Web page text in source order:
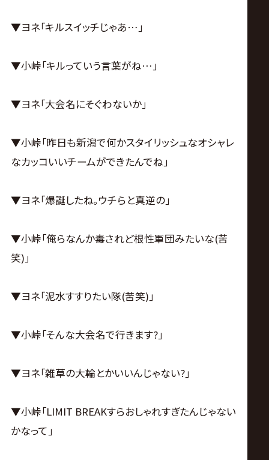
▼ヨネ｢キルスイッチじゃあ…｣
▼小峠｢キルっていう言葉がね…｣
▼ヨネ｢大会名にそぐわないか｣
▼小峠｢昨日も新潟で何かスタイリッシュなオシャレ
なカッコいいチームができたんでね｣
▼ヨネ｢爆誕したね｡ウチらと真逆の｣
▼小峠｢俺らなんか毒されど根性軍団みたいな(苦
笑)｣
▼ヨネ｢泥水すすりたい隊(苦笑)｣
▼小峠｢そんな大会名で行きます?｣
▼ヨネ｢雑草の大輪とかいいんじゃない?｣
▼小峠｢LIMIT BREAKすらおしゃれすぎたんじゃない
かなって｣